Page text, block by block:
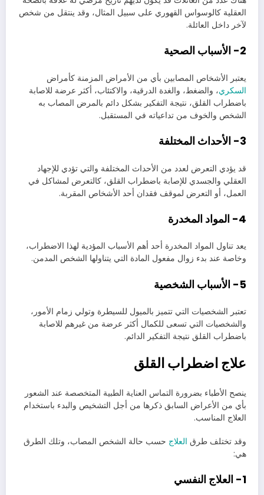
العقلية كالوسواس القهوري على سبيل المثال، وقد ينتقل من شخص
لآخر داخل العائلة.
2- الأسباب الصحية
يعتبر الأشخاص المصابين بأي من الأمراض المزمنة كأمراض
السكري، والضغط، والغدة الدرقية، والاكتئاب، أكثر عرضة للاصابة
باضطراب القلق، نتيجة التفكير بشكل دائم بالمرض المصاب به
الشخص والخوف من تداعياته في المستقبل.
3- الأحداث المختلفة
قد يؤدي التعرض لعدد من الأحداث المختلفة والتي تؤدي للإجهاد
العقلي والجسدي للإصابة باضطراب القلق، كالتعرض لمشاكل في
العمل، أو التعرض لموقف فقدان أحد الأشخاص المقربة.
4- المواد المخدرة
يعد تناول المواد المخدرة أحد أهم الأسباب المؤدية لهذا الاضطراب،
وخاصة عند بدء زوال مفعول المادة التي يتناولها الشخص المدمن.
5- الأسباب الشخصية
تعتبر الشخصيات التي تتميز بالميول للسيطرة وتولي زمام الأمور،
والشخصيات التي تسعى للكمال أكثر عرضة من غيرهم للاصابة
باضطراب القلق نتيجة التفكير الدائم.
علاج اضطراب القلق
ينصح الأطباء بضرورة التماس العناية الطبية المتخصصة عند الشعور
بأي من الأعراض السابق ذكرها من أجل التشخيص والبدء باستخدام
العلاج المناسب.
وقد تختلف طرق العلاج حسب حالة الشخص المصاب، وتلك الطرق
هي:
1- العلاج النفسي